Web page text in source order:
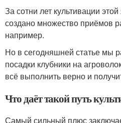
За сотни лет культивации
создано множество приёмов
например.
Но в сегодняшней статье мы
посадки клубники на
всё выполнить верно и
Что даёт такой путь
Самый сильный плюс